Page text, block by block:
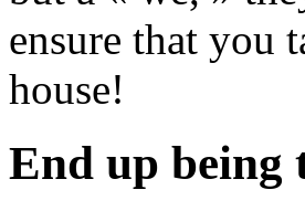
ensure that you
house!
End up being